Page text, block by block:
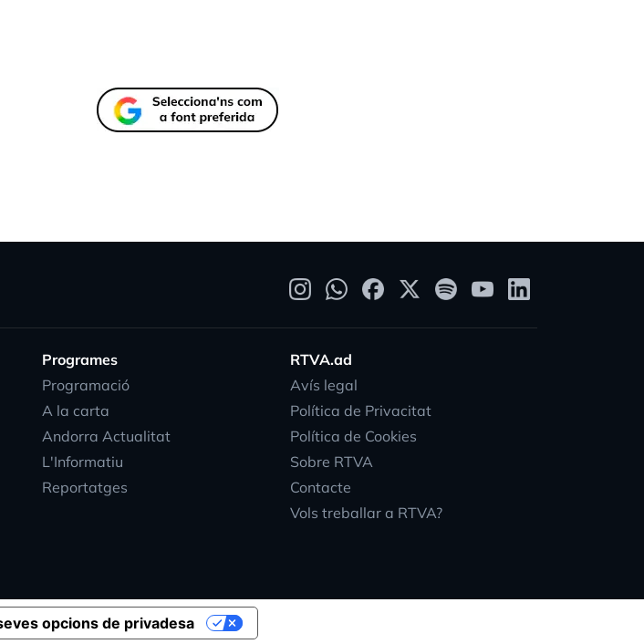
Programes
Programació
A la carta
Andorra Actualitat
L'Informatiu
Reportatges
RTVA.ad
Avís legal
Política de Privacitat
Política de Cookies
Sobre RTVA
Contacte
Vols treballar a RTVA?
opcions de privadesa